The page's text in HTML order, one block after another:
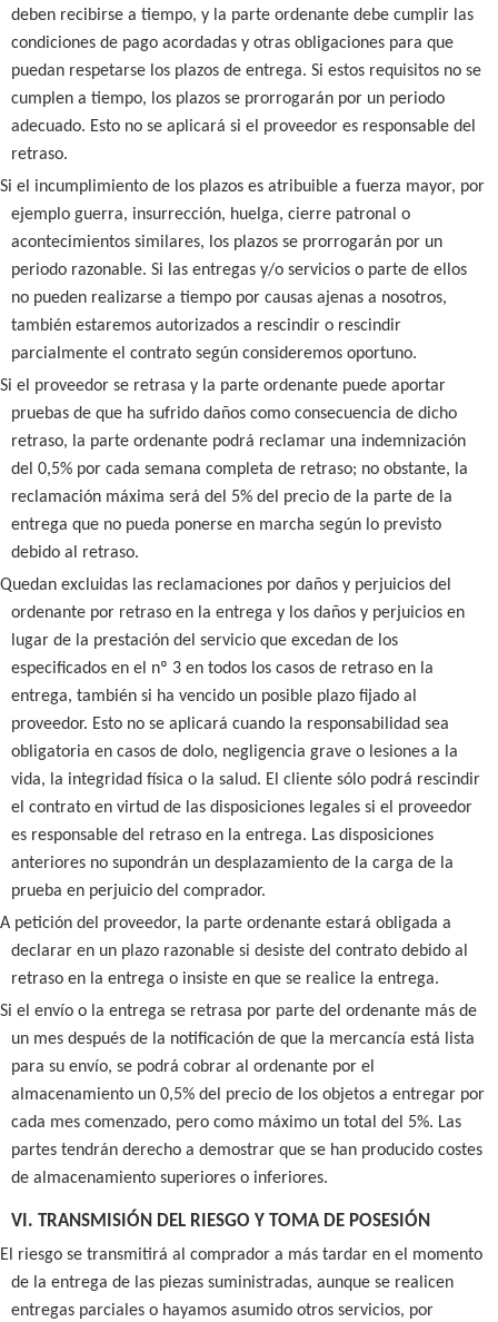
deben recibirse a tiempo, y la parte ordenante debe cumplir las
condiciones de pago acordadas y otras obligaciones para que
puedan respetarse los plazos de entrega. Si estos requisitos no se
cumplen a tiempo, los plazos se prorrogarán por un periodo
adecuado. Esto no se aplicará si el proveedor es responsable del
retraso.
Si el incumplimiento de los plazos es atribuible a fuerza mayor, por
ejemplo guerra, insurrección, huelga, cierre patronal o
acontecimientos similares, los plazos se prorrogarán por un
periodo razonable. Si las entregas y/o servicios o parte de ellos
no pueden realizarse a tiempo por causas ajenas a nosotros,
también estaremos autorizados a rescindir o rescindir
parcialmente el contrato según consideremos oportuno.
Si el proveedor se retrasa y la parte ordenante puede aportar
pruebas de que ha sufrido daños como consecuencia de dicho
retraso, la parte ordenante podrá reclamar una indemnización
del 0,5% por cada semana completa de retraso; no obstante, la
reclamación máxima será del 5% del precio de la parte de la
entrega que no pueda ponerse en marcha según lo previsto
debido al retraso.
Quedan excluidas las reclamaciones por daños y perjuicios del
ordenante por retraso en la entrega y los daños y perjuicios en
lugar de la prestación del servicio que excedan de los
especificados en el nº 3 en todos los casos de retraso en la
entrega, también si ha vencido un posible plazo fijado al
proveedor. Esto no se aplicará cuando la responsabilidad sea
obligatoria en casos de dolo, negligencia grave o lesiones a la
vida, la integridad física o la salud. El cliente sólo podrá rescindir
el contrato en virtud de las disposiciones legales si el proveedor
es responsable del retraso en la entrega. Las disposiciones
anteriores no supondrán un desplazamiento de la carga de la
prueba en perjuicio del comprador.
A petición del proveedor, la parte ordenante estará obligada a
declarar en un plazo razonable si desiste del contrato debido al
retraso en la entrega o insiste en que se realice la entrega.
Si el envío o la entrega se retrasa por parte del ordenante más de
un mes después de la notificación de que la mercancía está lista
para su envío, se podrá cobrar al ordenante por el
almacenamiento un 0,5% del precio de los objetos a entregar por
cada mes comenzado, pero como máximo un total del 5%. Las
partes tendrán derecho a demostrar que se han producido costes
de almacenamiento superiores o inferiores.
VI. TRANSMISIÓN DEL RIESGO Y TOMA DE POSESIÓN
El riesgo se transmitirá al comprador a más tardar en el momento
de la entrega de las piezas suministradas, aunque se realicen
entregas parciales o hayamos asumido otros servicios, por